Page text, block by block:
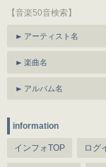
【音楽50音検索】
アーティスト名
楽曲名
アルバム名
information
インフォTOP ログ